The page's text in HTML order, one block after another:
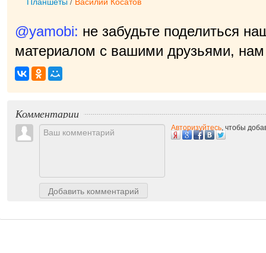
@yamobi: не забудьте поделиться
материалом с вашими друзьями, нам
приятно!
Комментарии